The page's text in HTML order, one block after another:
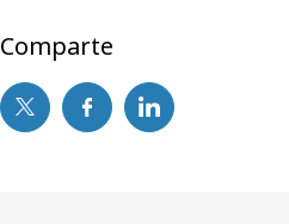
Comparte